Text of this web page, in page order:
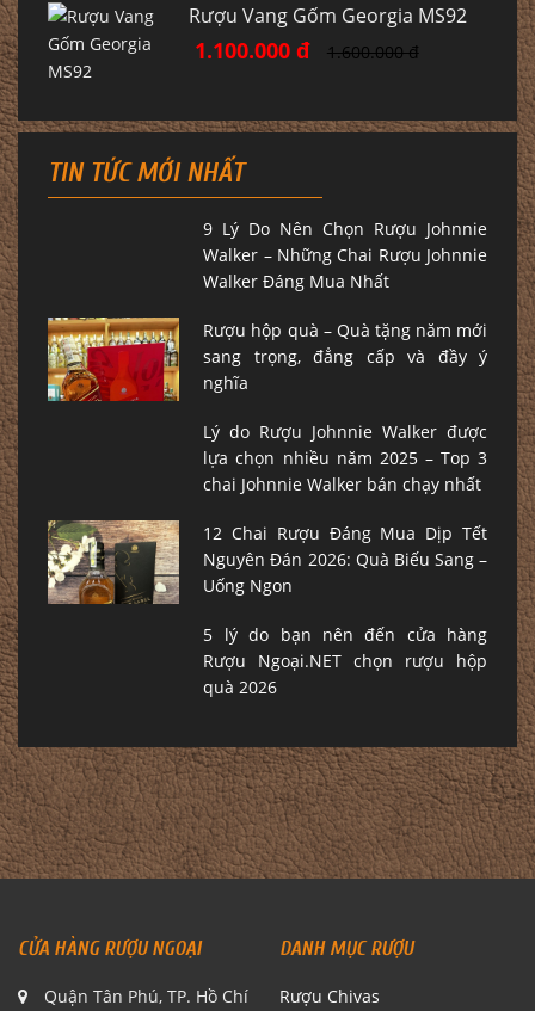
Rượu Vang Gốm Georgia MS92
1.100.000 đ 1.600.000 đ
TIN TỨC MỚI NHẤT
9 Lý Do Nên Chọn Rượu Johnnie
Walker – Những Chai Rượu Johnnie
Walker Đáng Mua Nhất
Rượu hộp quà – Quà tặng năm mới
sang trọng, đẳng cấp và đầy ý
nghĩa
Lý do Rượu Johnnie Walker được
lựa chọn nhiều năm 2025 – Top 3
chai Johnnie Walker bán chạy nhất
12 Chai Rượu Đáng Mua Dịp Tết
Nguyên Đán 2026: Quà Biếu Sang –
Uống Ngon
5 lý do bạn nên đến cửa hàng
Rượu Ngoại.NET chọn rượu hộp
quà 2026
CỬA HÀNG RƯỢU NGOẠI
Quận Tân Phú, TP. Hồ Chí
DANH MỤC RƯỢU
Rượu Chivas